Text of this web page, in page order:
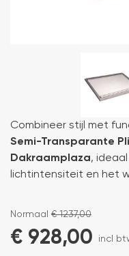
Combineer stijl met
Semi-Transparante
Dakraamplaza,
lichtintensiteit en het
Normaal €1237,00
€ 928,00 incl